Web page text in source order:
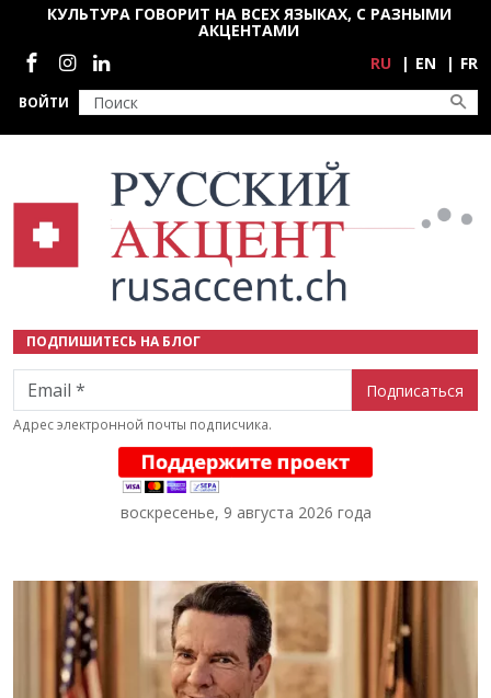
Перейти к основному содержанию
ВОЙТИ
КУЛЬТУРА ГОВОРИТ НА ВСЕХ ЯЗЫКАХ, С РАЗНЫМИ
АКЦЕНТАМИ
Социальные сети
RU EN FR
ПОДПИШИТЕСЬ НА БЛОГ
Email
Адрес электронной почты подписчика.
воскресенье, 9 августа 2026 года